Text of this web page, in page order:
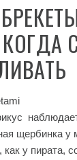
щербинка у
у пирата,